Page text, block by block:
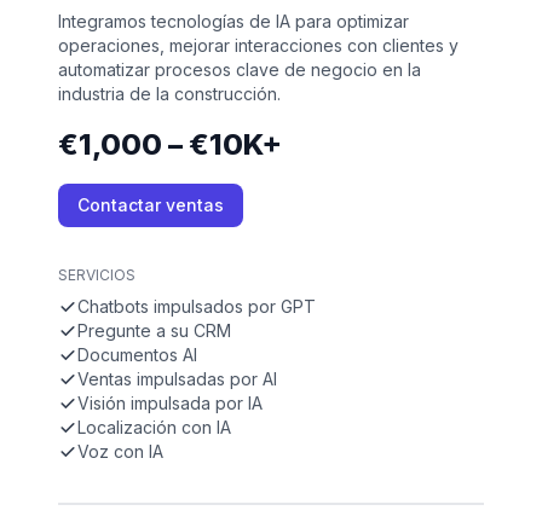
Integramos tecnologías de IA para optimizar
operaciones, mejorar interacciones con clientes y
automatizar procesos clave de negocio en la
industria de la construcción.
€1,000 – €10K+
Contactar ventas
SERVICIOS
Chatbots impulsados por GPT
Pregunte a su CRM
Documentos AI
Ventas impulsadas por AI
Visión impulsada por IA
Localización con IA
Voz con IA